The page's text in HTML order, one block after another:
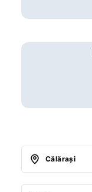
Călăraşi